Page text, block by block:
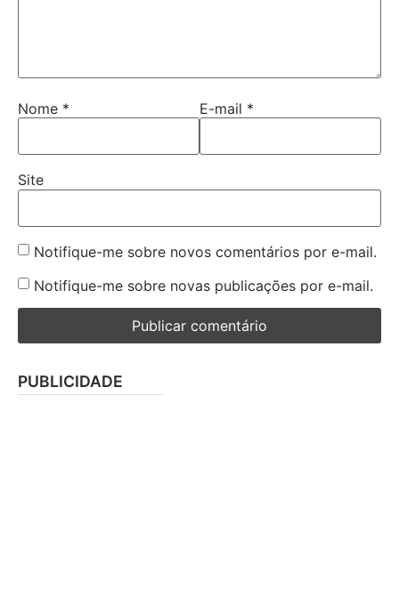
Nome * E-mail *
Site
Notifique-me sobre novos comentários por e-mail.
Notifique-me sobre novas publicações por e-mail.
PUBLICIDADE